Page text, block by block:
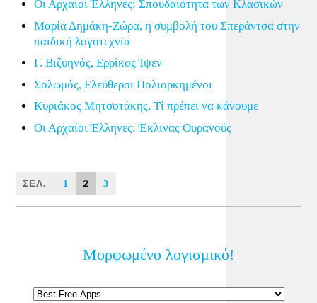
Οι Αρχαίοι Έλληνες: Σπουδαιότητα των Κλασικών
Μαρία Δημάκη-Ζώρα, η συμβολή του Σπεράντσα στην
παιδική λογοτεχνία
Γ. Βιζυηνός, Ερρίκος Ίψεν
Σολωμός, Ελεύθεροι Πολιορκημένοι
Κυριάκος Μητσοτάκης, Τί πρέπει να κάνουμε
Οι Αρχαίοι Έλληνες: Έκλινας Ουρανούς
ΣΕΛ. 1 2 3
Μορφωμένο λογισμικό!